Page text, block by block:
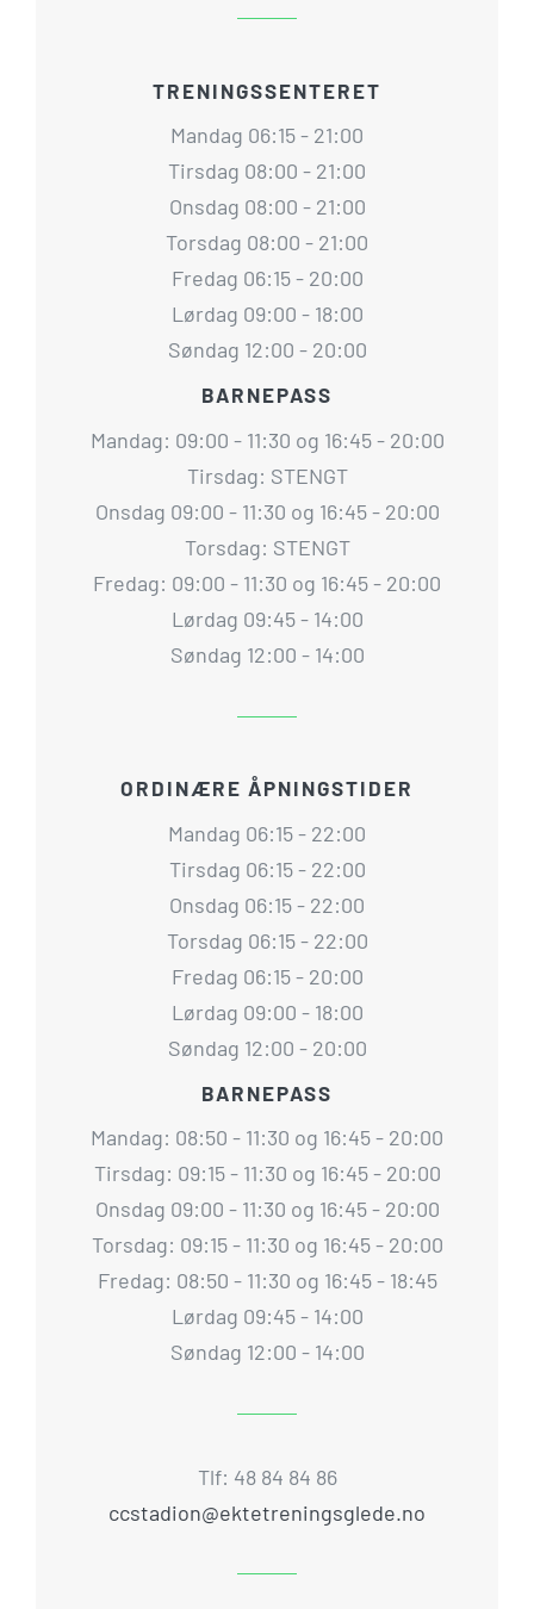
TRENINGSSENTERET
Mandag 06:15 - 21:00
Tirsdag 08:00 - 21:00
Onsdag 08:00 - 21:00
Torsdag 08:00 - 21:00
Fredag 06:15 - 20:00
Lørdag 09:00 - 18:00
Søndag 12:00 - 20:00
BARNEPASS
Mandag: 09:00 - 11:30 og 16:45 - 20:00
Tirsdag: STENGT
Onsdag 09:00 - 11:30 og 16:45 - 20:00
Torsdag: STENGT
Fredag: 09:00 - 11:30 og 16:45 - 20:00
Lørdag 09:45 - 14:00
Søndag 12:00 - 14:00
ORDINÆRE ÅPNINGSTIDER
Mandag 06:15 - 22:00
Tirsdag 06:15 - 22:00
Onsdag 06:15 - 22:00
Torsdag 06:15 - 22:00
Fredag 06:15 - 20:00
Lørdag 09:00 - 18:00
Søndag 12:00 - 20:00
BARNEPASS
Mandag: 08:50 - 11:30 og 16:45 - 20:00
Tirsdag: 09:15 - 11:30 og 16:45 - 20:00
Onsdag 09:00 - 11:30 og 16:45 - 20:00
Torsdag: 09:15 - 11:30 og 16:45 - 20:00
Fredag: 08:50 - 11:30 og 16:45 - 18:45
Lørdag 09:45 - 14:00
Søndag 12:00 - 14:00
Tlf: 48 84 84 86
ccstadion@ektetreningsglede.no